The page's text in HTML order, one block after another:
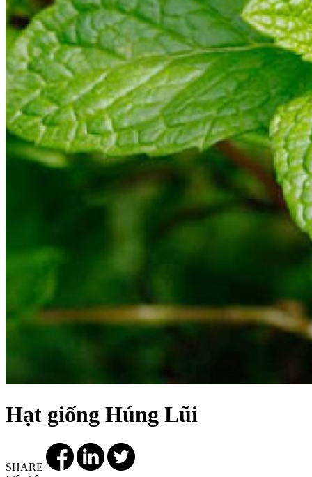
Hạt giống Húng Lũi
SHARE